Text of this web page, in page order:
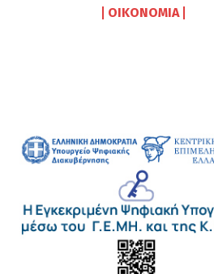
ΟΙΚΟΝΟΜΊΑ